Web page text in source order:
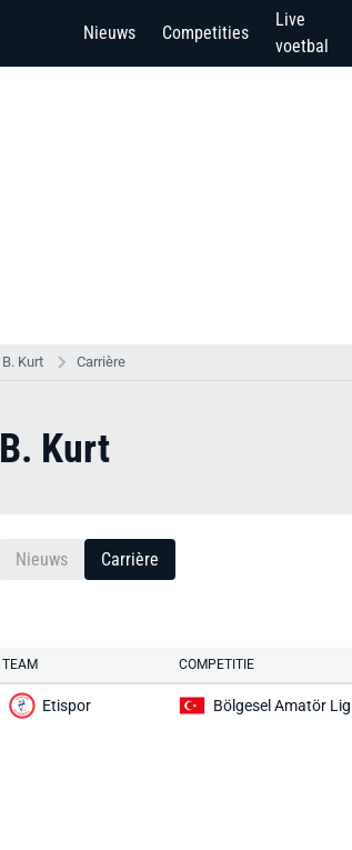
Nieuws Competities
Live
voetbal
B. Kurt Carrière
B. Kurt
Nieuws Carrière
TEAM COMPETITIE
Etispor Bölgesel Amatör Lig